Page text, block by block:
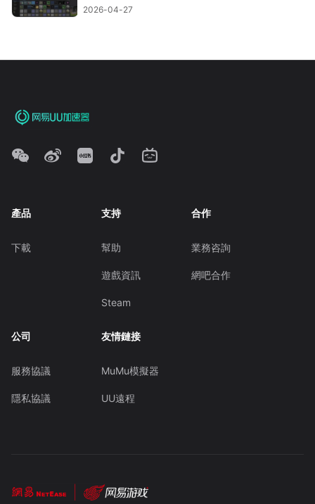
2026-04-27
產品
下載
支持
幫助
遊戲資訊
Steam
合作
業務咨詢
網吧合作
公司
服務協議
隱私協議
友情鏈接
MuMu模擬器
UU遠程